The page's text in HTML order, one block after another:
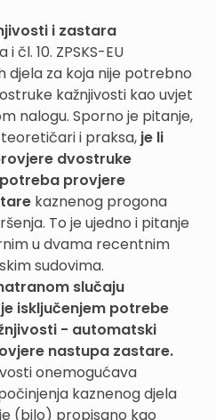
i zastara
čl. 10. ZPSKS-EU
djela za koja nije potrebno
kažnjivosti kao uvjet
nalogu. Sporno je pitanje,
teoretičari i praksa, je li
dvostruke
provjere
kaznenog progona
To je ujedno i pitanje
u dvama recentnim
sudovima.
slučaju
isključenjem potrebe
- automatski
nastupa zastare.
onemogućava
kaznenog djela
(bilo) propisano kao